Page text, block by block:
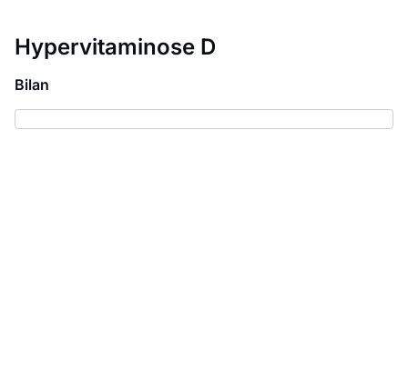
Hypervitaminose D
Bilan